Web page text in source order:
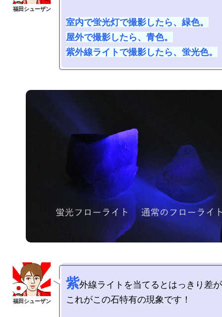
室内で蛍光灯で撮影したら、緑色。
屋外で撮影したら、青色。
紫外線ライトで撮影したら、蛍光色。
紫外線ライトを当てるとはっきり差
これがこの石特有の現象です！